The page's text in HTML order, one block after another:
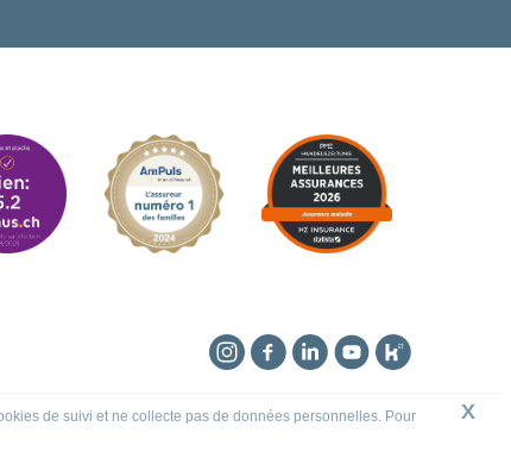
de suivi et ne collecte pas de données personnelles. Pour
X
Instagram
Facebook
Linkedin
YouTubeKununu